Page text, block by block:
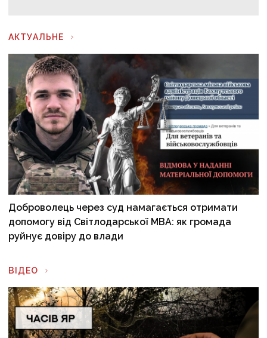
АКТУАЛЬНЕ
Доброволець через суд намагається отримати
допомогу від Світлодарської МВА: як громада
руйнує довіру до влади
ВІДЕО